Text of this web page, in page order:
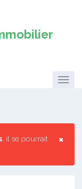
×
, il se pourrait